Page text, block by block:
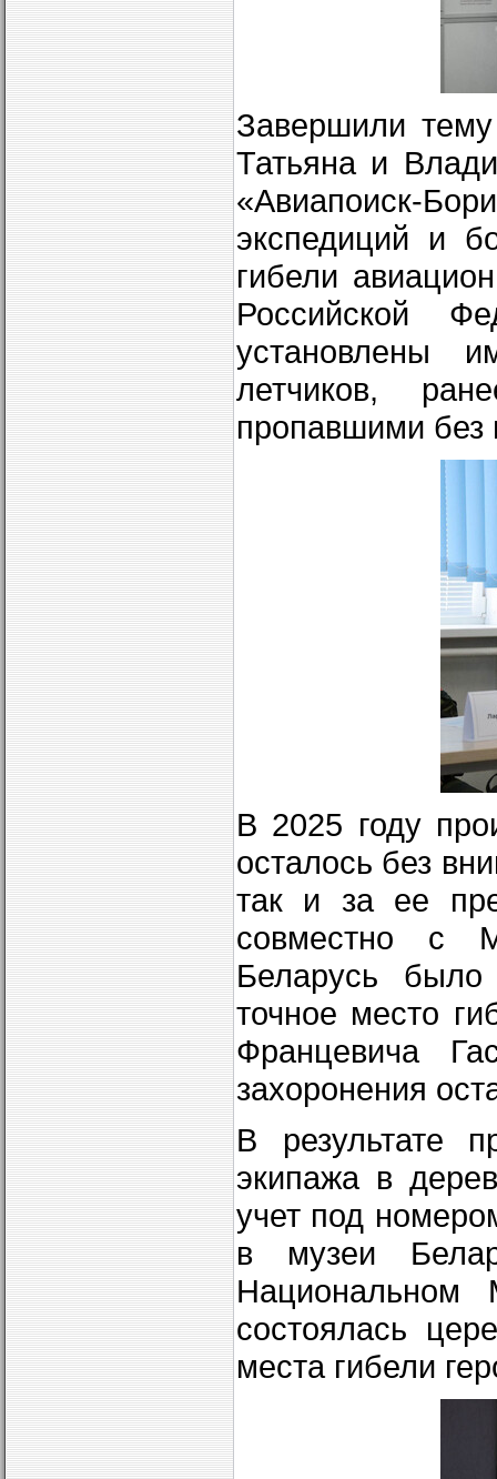
Завершили
Татьяна и
«Авиапоиск-
экспедиций и
гибели
Российской
установлены
летчиков,
пропавшими без
В 2025 году
осталось без
так и за ее
совместно с
Беларусь было
точное место
Францевича
захоронения
В результате
экипажа в
учет под
в музеи
Национальном
состоялась
места гибели